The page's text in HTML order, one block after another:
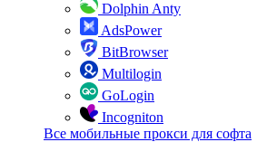
Dolphin Anty
AdsPower
BitBrowser
Multilogin
GoLogin
Incogniton
Все мобильные прокси для софта